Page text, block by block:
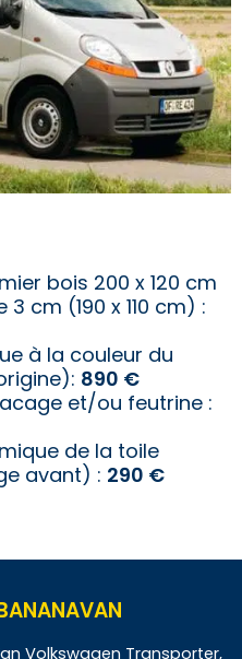
bois 200 x 120 cm
cm (190 x 110 cm) :
à la couleur du
890 €
et/ou feutrine :
de la toile
avant) : 290 €
Volkswagen Transporter,